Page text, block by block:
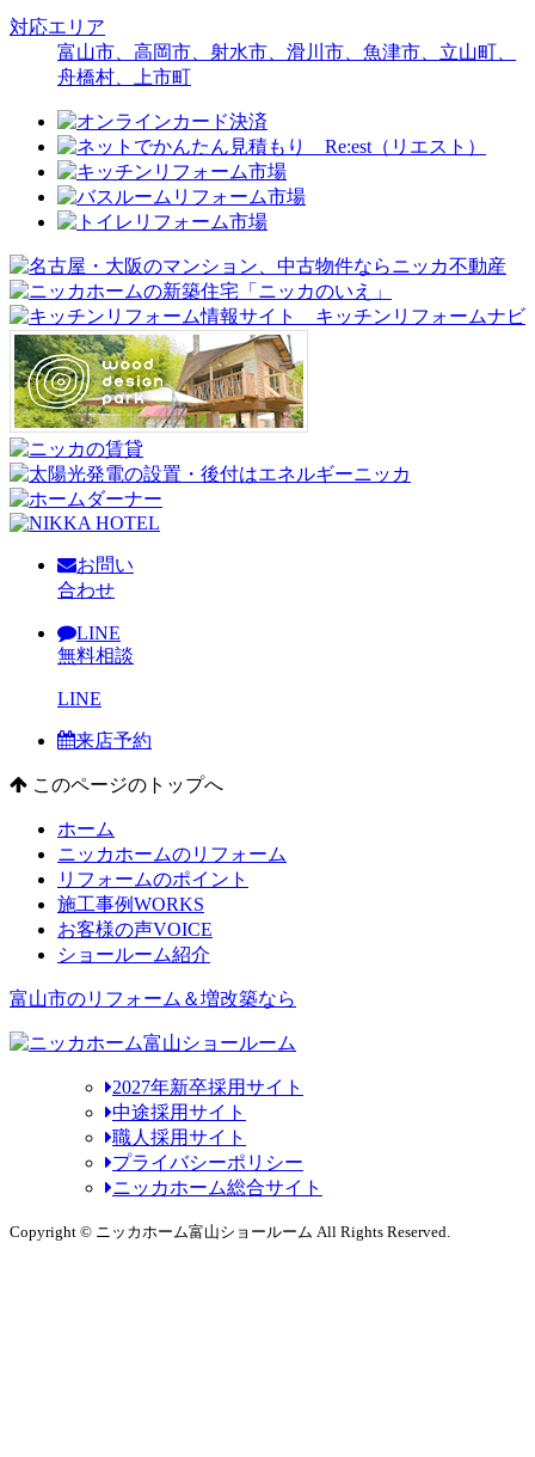
対応エリア
富山市、高岡市、射水市、滑川市、魚津市、立山町、
舟橋村、上市町
お問い
合わせ
LINE
無料相談
LINE
来店予約
このページのトップへ
ホーム
ニッカホームのリフォーム
リフォームのポイント
施工事例WORKS
お客様の声VOICE
ショールーム紹介
富山市のリフォーム＆増改築なら
2027年新卒採用サイト
中途採用サイト
職人採用サイト
プライバシーポリシー
ニッカホーム総合サイト
Copyright © ニッカホーム富山ショールーム All Rights Reserved.